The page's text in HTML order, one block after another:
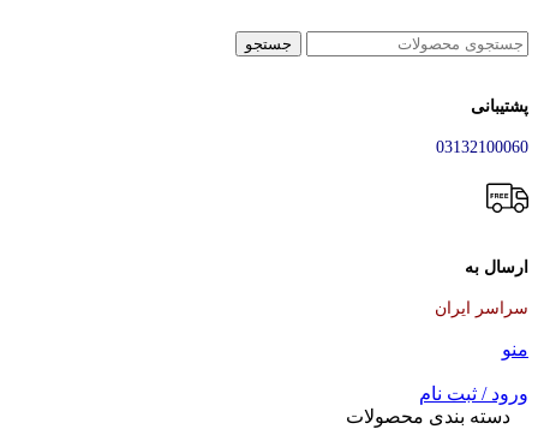
جستجو
پشتیبانی
03132100060
ارسال به
سراسر ایران
منو
ورود / ثبت نام
دسته بندی محصولات